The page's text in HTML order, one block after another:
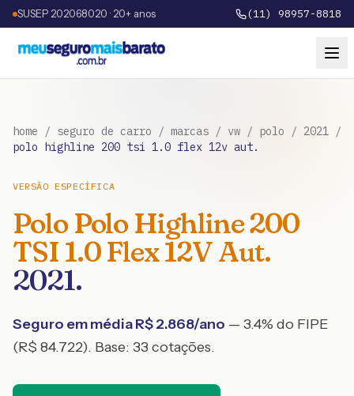
SUSEP 202068020 · 20+ anos (11) 98957-8818
home / seguro de carro / marcas / vw / polo / 2021 /
polo highline 200 tsi 1.0 flex 12v aut.
VERSÃO ESPECÍFICA
Polo Polo Highline 200
TSI 1.0 Flex 12V Aut.
2021.
Seguro em média R$2.868/ano — 3.4% do FIPE
(R$ 84.722). Base: 33 cotações.